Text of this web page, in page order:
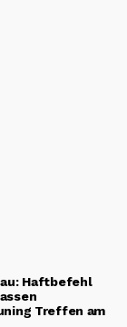
Haftbefehl
Treffen am